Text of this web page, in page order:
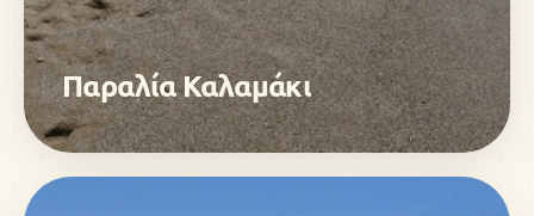
Παραλία Καλαμάκι